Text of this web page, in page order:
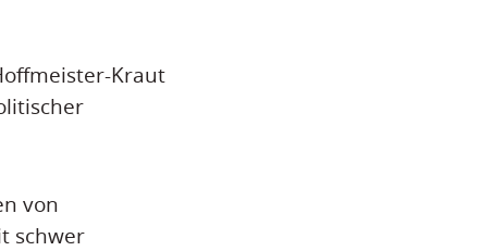
Kraut
von
schwer